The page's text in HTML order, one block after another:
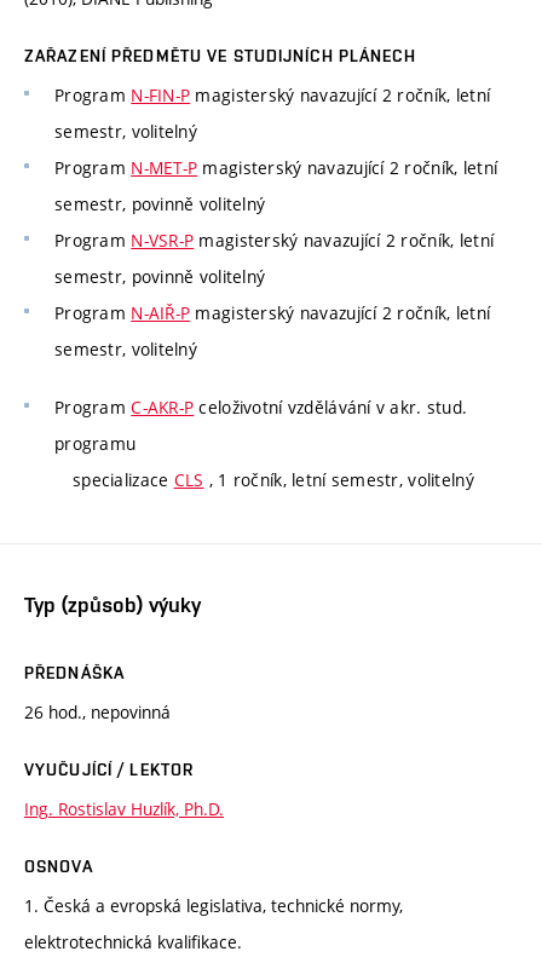
ZAŘAZENÍ PŘEDMĚTU VE STUDIJNÍCH PLÁNECH
Program N-FIN-P magisterský navazující 2 ročník, letní
semestr, volitelný
Program N-MET-P magisterský navazující 2 ročník, letní
semestr, povinně volitelný
Program N-VSR-P magisterský navazující 2 ročník, letní
semestr, povinně volitelný
Program N-AIŘ-P magisterský navazující 2 ročník, letní
semestr, volitelný
ProgramC-AKR-P celoživotní vzdělávání v akr. stud.
programu
specializace CLS , 1 ročník, letní semestr, volitelný
Typ (způsob) výuky
PŘEDNÁŠKA
26 hod., nepovinná
VYUČUJÍCÍ / LEKTOR
Ing. Rostislav Huzlík, Ph.D.
OSNOVA
1. Česká a evropská legislativa, technické normy,
elektrotechnická kvalifikace.